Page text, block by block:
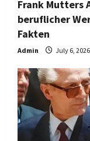
Frank Mutters
beruflicher
Fakten
Admin July 6, 2026